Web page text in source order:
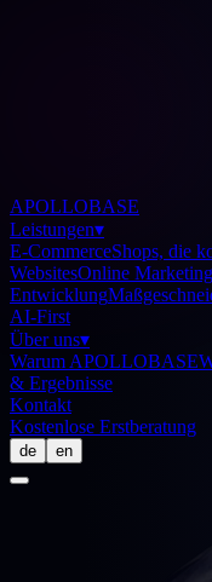
APOLLOBASE
Leistungen▾
E-CommerceShops, die
WebsitesOnline Marketing
Entwicklung
AI-First
Über uns▾
Warum APOLLOBASE
& Ergebnisse
Kontakt
Kostenlose Erstberatung
de en